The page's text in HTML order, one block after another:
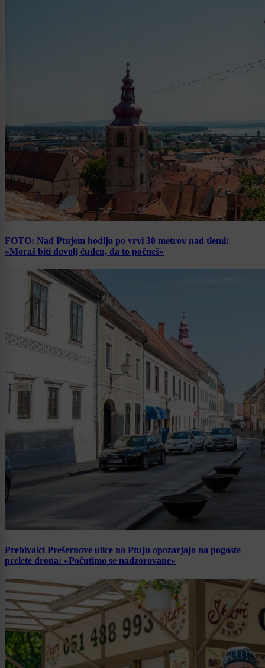
FOTO: Nad Ptujem hodijo po vrvi 30 metrov nad tlemi:
»Moraš biti dovolj čuden, da to počneš«
Prebivalci Prešernove ulice na Ptuju opozarjajo na pogoste
prelete drona: »Počutimo se nadzorovane«